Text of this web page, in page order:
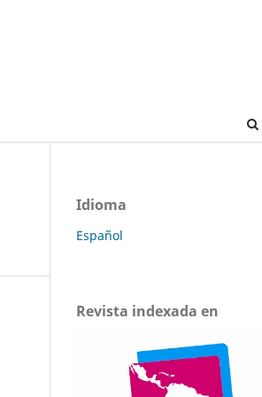
Idioma
Español
Revista indexada en